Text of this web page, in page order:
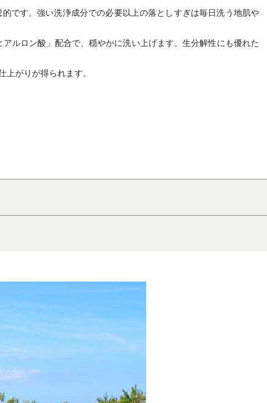
です。強い洗浄成分での必要以上の落としすぎは毎日洗う地肌や
ルロン酸」配合で、穏やかに洗い上げます。生分解性にも優れた
がりが得られます。